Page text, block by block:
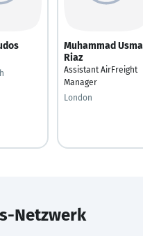
Muhammad
Riaz
Assistant AirFreight
Manager
London
Netzwerk